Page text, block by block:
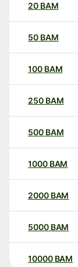
20 BAM
50 BAM
100 BAM
250 BAM
500 BAM
1000 BAM
2000 BAM
5000 BAM
10000 BAM